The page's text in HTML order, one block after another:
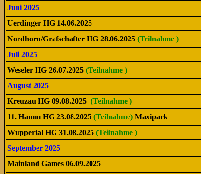
Juni 2025
Uerdinger HG 14.06.2025
Nordhorn/Grafschafter HG 28.06.2025 (Teilnahme )
Juli 2025
Weseler HG 26.07.2025 (Teilnahme )
August 2025
Kreuzau HG 09.08.2025 (Teilnahme )
11. Hamm HG 23.08.2025 (Teilnahme) Maxipark
Wuppertal HG 31.08.2025 (Teilnahme )
September 2025
Mainland Games 06.09.2025